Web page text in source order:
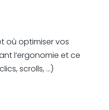
où optimiser vos
l’ergonomie et ce
scrolls, ...)